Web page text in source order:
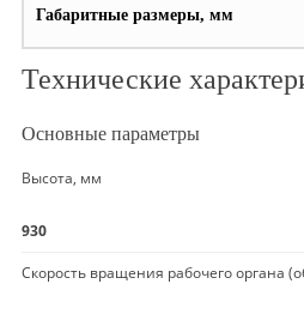
Габаритные размеры, мм
Технические
Основные параметры
Высота, мм
930
Скорость вращения рабочего органа